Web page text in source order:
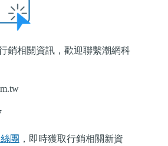
銷相關資訊，歡迎聯繫潮網科
團 ，即時獲取行銷相關新資